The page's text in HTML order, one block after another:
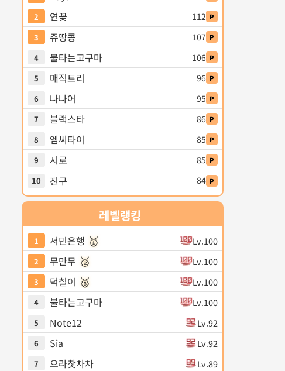
2 연꽃 112 P
3 쥬땅콩 107 P
4 불타는고구마 106 P
5 매직트리 96 P
6 나나어 95 P
7 블랙스타 86 P
8 엠씨타이 85 P
9 시로 85 P
10 진구 84 P
레벨랭킹
1 서민은행 🥇 Lv.100
2 무만무 🥈 Lv.100
3 덕칠이 🥉 Lv.100
4 불타는고구마 Lv.100
5 Note12 Lv.92
6 Sia Lv.92
7 으라찻차차 Lv.89